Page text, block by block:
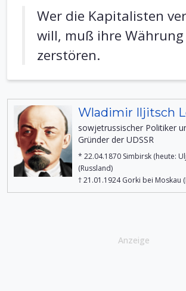
Wer die Kapitalisten
will, muß ihre Währung
zerstören.
Wladimir Iljitsch
sowjetrussischer Politiker
Gründer der UDSSR
* 22.04.1870 Simbirsk (heute:
(Russland)
† 21.01.1924 Gorki bei Moskau
Anzeige